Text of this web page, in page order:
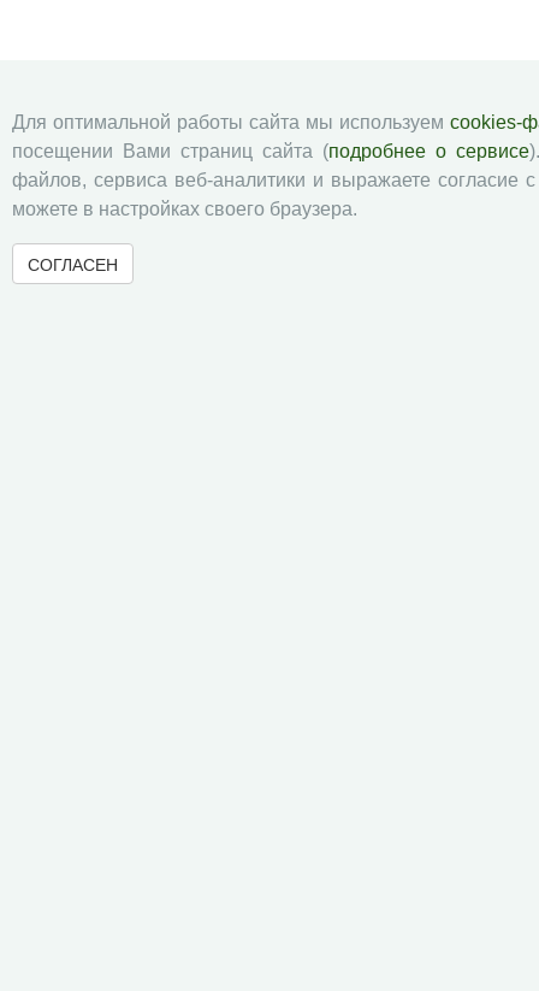
Для оптимальной работы сайта мы используем cookies-
посещении Вами страниц сайта (подробнее о сервисе
файлов, сервиса веб-аналитики и выражаете согласие
можете в настройках своего браузера.
СОГЛАСЕН